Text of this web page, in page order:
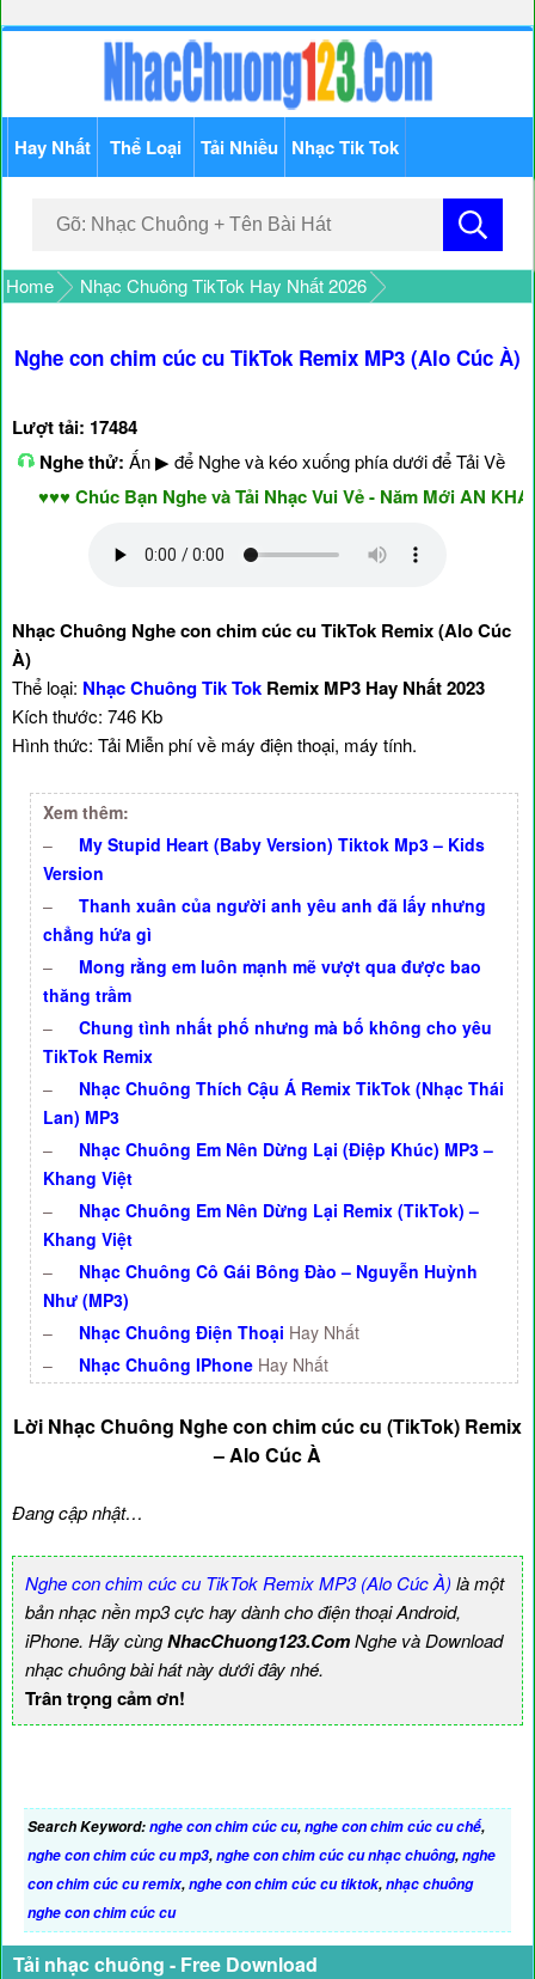
Hay Nhất Thể Loại Tải Nhiều Nhạc Tik Tok
Home Nhạc Chuông TikTok Hay Nhất 2026
Nghe con chim cúc cu TikTok Remix MP3 (Alo Cúc À)
Lượt tải: 17484
Nghe thử: Ấn ▶ để Nghe và kéo xuống phía dưới để Tải Về
♥♥♥ Chúc Bạn Nghe và Tải Nhạc Vui Vẻ - Năm Mới AN KHANG
Nhạc Chuông Nghe con chim cúc cu TikTok Remix (Alo Cúc
À)
Thể loại: Nhạc Chuông Tik Tok Remix MP3 Hay Nhất 2023
Kích thước: 746 Kb
Hình thức: Tải Miễn phí về máy điện thoại, máy tính.
Xem thêm:
–
My Stupid Heart (Baby Version) Tiktok Mp3 – Kids
Version
–
Thanh xuân của người anh yêu anh đã lấy nhưng
chẳng hứa gì
–
Mong rằng em luôn mạnh mẽ vượt qua được bao
thăng trầm
–
Chung tình nhất phố nhưng mà bố không cho yêu
TikTok Remix
–
Nhạc Chuông Thích Cậu Á Remix TikTok (Nhạc Thái
Lan) MP3
–
Nhạc Chuông Em Nên Dừng Lại (Điệp Khúc) MP3 –
Khang Việt
–
Nhạc Chuông Em Nên Dừng Lại Remix (TikTok) –
Khang Việt
–
Nhạc Chuông Cô Gái Bông Đào – Nguyễn Huỳnh
Như (MP3)
–
Nhạc Chuông Điện Thoại Hay Nhất
–
Nhạc Chuông IPhone Hay Nhất
Lời Nhạc Chuông Nghe con chim cúc cu (TikTok) Remix
– Alo Cúc À
Đang cập nhật…
Nghe con chim cúc cu TikTok Remix MP3 (Alo Cúc À) là một
bản nhạc nền mp3 cực hay dành cho điện thoại Android,
iPhone. Hãy cùngNhacChuong123.ComNghe và Download
nhạc chuông bài hát này dưới đây nhé.
Trân trọng cảm ơn!
Search Keyword:nghe con chim cúc cu,nghe con chim cúc cu chế,
nghe con chim cúc cu mp3,nghe con chim cúc cu nhạc chuông,nghe
con chim cúc cu remix,nghe con chim cúc cu tiktok,nhạc chuông
nghe con chim cúc cu
Tải nhạc chuông - Free Download